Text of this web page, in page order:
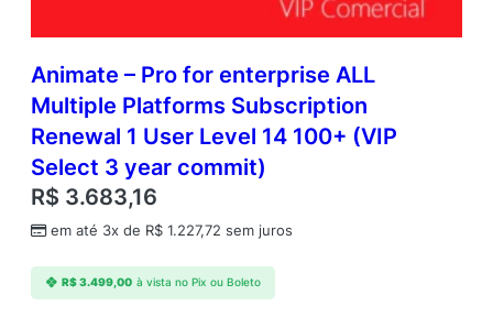
Animate – Pro for enterprise ALL
Multiple Platforms Subscription
Renewal 1 User Level 14 100+ (VIP
Select 3 year commit)
R$ 3.683,16
em até 3x de R$ 1.227,72 sem juros
R$3.499,00 à vista no Pix ou Boleto